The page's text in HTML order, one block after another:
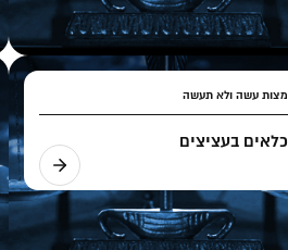
מצות עשה ולא תעשה
כלאים בעציצים